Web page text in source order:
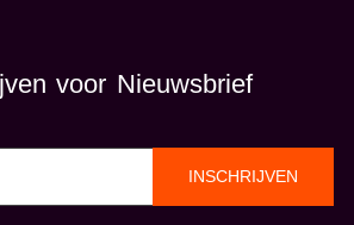
voor Nieuwsbrief
INSCHRIJVEN